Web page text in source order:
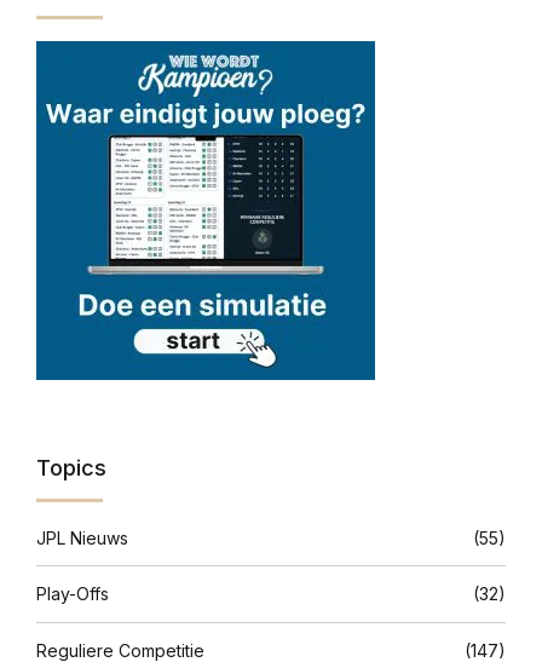
Topics
JPL Nieuws (55)
Play-Offs (32)
Reguliere Competitie (147)